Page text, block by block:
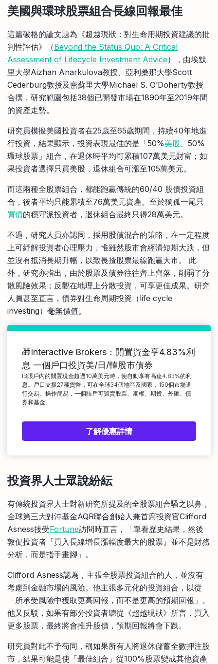
美國與環球股票組合長線回報最佳
這篇破格的論文題為《超越現狀：對生命用期投資建議的批
判性評估》（Beyond the Status Quo: A Critical
Assessment of Lifecycle Investment Advice），由埃默
里大學Aizhan Anarkulova教授、亞利桑那大學Scott
Cederburg教授及密蘇里大學Michael S. O’Doherty教授
合撰，研究範圍包括38個已開發市場在1890年至2019年間
的資產走勢。
研究員模擬美國投資者在25歲至65歲期間，持續40年地進
行投資，結果顯示，投資表現最佳的是「50%美股 、50%
環球股票」組合，在退休時平均可累積107萬美元財富；如
果投資者選擇只買美股，退休組合可漲至105萬美元。
而這兩種全股票組合，都能跑贏傳統的60/40 股債投資組
合，後者平均只能累積至76萬美元資產。至於獨孤一尾只
買債的穩守派投資者，退休組合最終只得28萬美元。
不過，研究人員亦認同，採用股債混合的策略，在一定程度
上可紓解投資者心理壓力，惟雖然股市會經濟短期大跌，但
並沒有抵消長期升幅，以致長揸股票最線跑贏大市。 此
外，研究亦指出，由於股票及債券往往齊上齊落，削弱了分
散風險效果；反觀在地理上分散投資，可享更佳成果。研究
人員甚至直言，債券對生命周期投資（life cycle
investing）毫無價值。
🎁Interactive Brokers：閒置資金享4.83%利
息 一個戶口投資美/日/韓股市債券
IB賬戶內的閒置現金超過10萬美元時，便自動享有高達4.83%的利
息。戶口支援27種貨幣，可在全球34個地區及國家，150個市場進
行交易。操作簡易，一個賬戶可買賣股票、期權、期貨、外匯、債
券和基金。
了解優惠詳情
投資界人士眾說紛紜
有傳統投資界人士對新研究所提及的全股票組合騷之以鼻，
全球第三大對沖基金AQR聯合創始人兼首席投資官Clifford
Asness接受Fortune訪問時直言，「單看歷史結果，然後
敦促投資者『買入長線增長漲幅度最大的股票』並不是財務
分析，而是指手畫腳」。
Clifford Asness認為，主張全股票投資組合的人，並沒有
考慮到金融市場的風險。他主張多元化的投資組合，以從
「所承受風險中獲取更高回報，而不是更高的預期回報」。
他又反駁，如果有部分投資者聽從《超越現狀》所言，買入
更多股票，最終將會推升股價，預期回報將會下跌。
研究員對此不予苟同，稱如果所有人將退休儲蓄全數押注股
市，結果可能是使「最佳組合」從100%股票變成其他資產